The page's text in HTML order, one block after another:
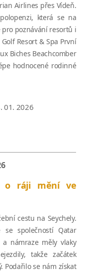
Airlines přes Vídeň.
která se na
poznávání resortů i
Resort & Spa První
Biches Beachcomber
hodnocené rodinné
01. 2026
o ráji mění ve
cestu na Seychely.
společností Qatar
námraze měly vlaky
takže začátek
Podařilo se nám získat